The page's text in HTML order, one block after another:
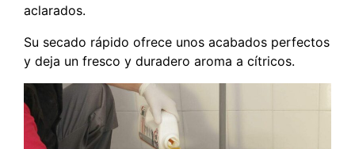
aclarados.
Su secado rápido ofrece unos acabados perfectos
y deja un fresco y duradero aroma a cítricos.